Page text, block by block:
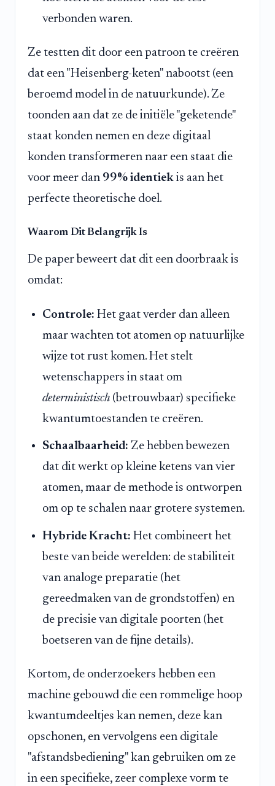
verbonden waren.
Ze testten dit door een patroon te creëren
dat een "Heisenberg-keten" nabootst (een
beroemd model in de natuurkunde). Ze
toonden aan dat ze de initiële "geketende"
staat konden nemen en deze digitaal
konden transformeren naar een staat die
voor meer dan 99% identiek is aan het
perfecte theoretische doel.
Waarom Dit Belangrijk Is
De paper beweert dat dit een doorbraak is
omdat:
Controle: Het gaat verder dan alleen
maar wachten tot atomen op natuurlijke
wijze tot rust komen. Het stelt
wetenschappers in staat om
deterministisch (betrouwbaar) specifieke
kwantumtoestanden te creëren.
Schaalbaarheid: Ze hebben bewezen
dat dit werkt op kleine ketens van vier
atomen, maar de methode is ontworpen
om op te schalen naar grotere systemen.
Hybride Kracht: Het combineert het
beste van beide werelden: de stabiliteit
van analoge preparatie (het
gereedmaken van de grondstoffen) en
de precisie van digitale poorten (het
boetseren van de fijne details).
Kortom, de onderzoekers hebben een
machine gebouwd die een rommelige hoop
kwantumdeeltjes kan nemen, deze kan
opschonen, en vervolgens een digitale
"afstandsbediening" kan gebruiken om ze
in een specifieke, zeer complexe vorm te